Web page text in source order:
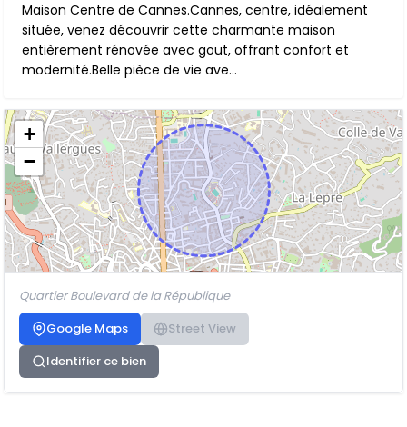
Maison Centre de Cannes.Cannes, centre, idéalement
située, venez découvrir cette charmante maison
entièrement rénovée avec gout, offrant confort et
modernité.Belle pièce de vie ave...
+
−
Quartier Boulevard de la République
Google Maps
Street View
Identifier ce bien